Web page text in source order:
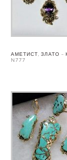
АМЕТИСТ, ЗЛАТО –
N777